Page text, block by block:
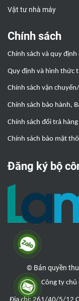
Vật tư nhà máy
Chính sách
Chính sách và quy định
Quy định và hình thức
Chính sách vận
Chính sách bảo hành,
Chính sách đổi trả hàng
Chính sách bảo mật
Đăng ký bộ
© Bản quyền
Công ty chủ